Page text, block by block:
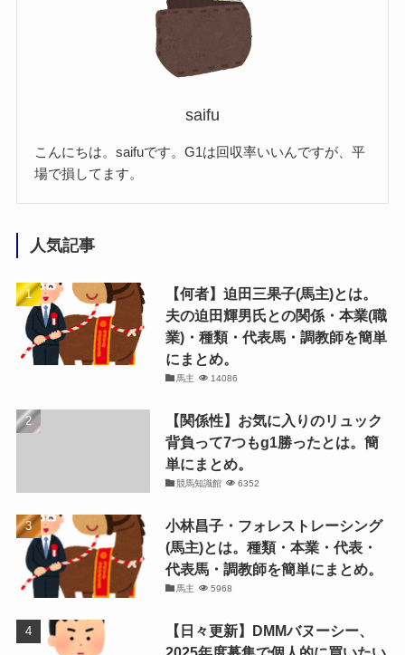
saifu
こんにちは。saifuです。G1は回収率いいんですが、平
場で損してます。
人気記事
【何者】迫田三果子(馬主)とは。
夫の迫田輝男氏との関係・本業(職
業)・種類・代表馬・調教師を簡単
にまとめ。
馬主 14086
【関係性】お気に入りのリュック
背負って7つもg1勝ったとは。簡
単にまとめ。
競馬知識館 6352
小林昌子・フォレストレーシング
(馬主)とは。種類・本業・代表・
代表馬・調教師を簡単にまとめ。
馬主 5968
【日々更新】DMMバヌーシー、